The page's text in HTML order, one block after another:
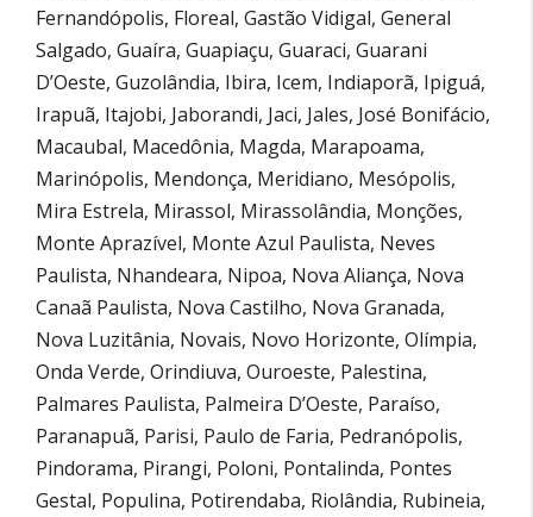
Fernandópolis, Floreal, Gastão Vidigal, General
Salgado, Guaíra, Guapiaçu, Guaraci, Guarani
D’Oeste, Guzolândia, Ibira, Icem, Indiaporã, Ipiguá,
Irapuã, Itajobi, Jaborandi, Jaci, Jales, José Bonifácio,
Macaubal, Macedônia, Magda, Marapoama,
Marinópolis, Mendonça, Meridiano, Mesópolis,
Mira Estrela, Mirassol, Mirassolândia, Monções,
Monte Aprazível, Monte Azul Paulista, Neves
Paulista, Nhandeara, Nipoa, Nova Aliança, Nova
Canaã Paulista, Nova Castilho, Nova Granada,
Nova Luzitânia, Novais, Novo Horizonte, Olímpia,
Onda Verde, Orindiuva, Ouroeste, Palestina,
Palmares Paulista, Palmeira D’Oeste, Paraíso,
Paranapuã, Parisi, Paulo de Faria, Pedranópolis,
Pindorama, Pirangi, Poloni, Pontalinda, Pontes
Gestal, Populina, Potirendaba, Riolândia, Rubineia,